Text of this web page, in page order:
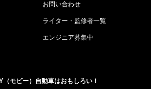
お問い合わせ
ライター・監修者一覧
エンジニア募集中
（モビー）自動車はおもしろい！